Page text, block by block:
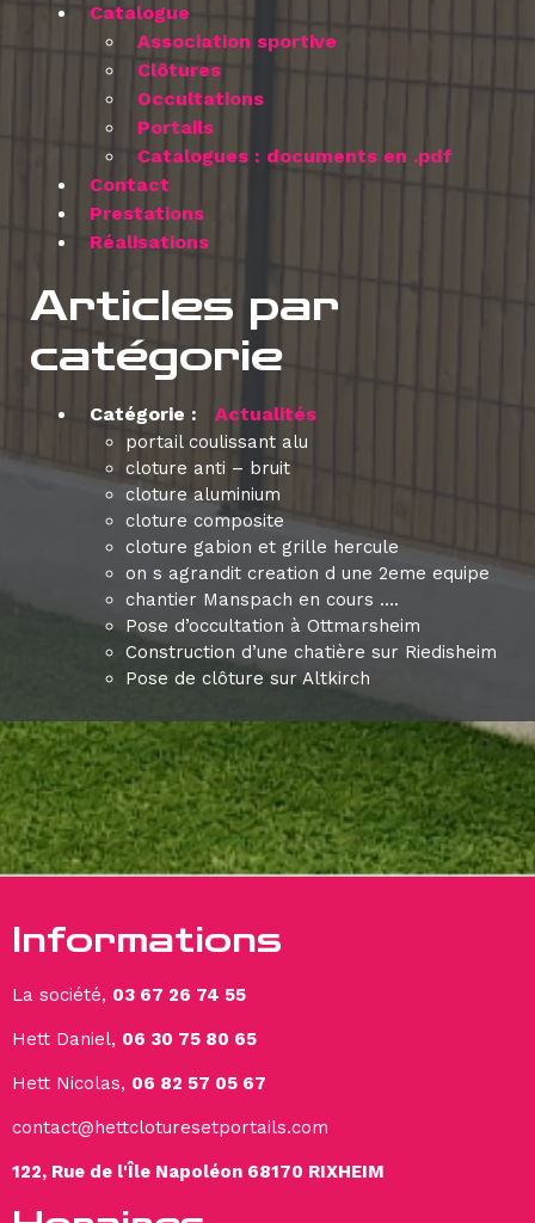
Catalogue
Association sportive
Clôtures
Occultations
Portails
Catalogues : documents en .pdf
Contact
Prestations
Réalisations
Articles par
catégorie
Catégorie : Actualités
portail coulissant alu
cloture anti – bruit
cloture aluminium
cloture composite
cloture gabion et grille hercule
on s agrandit creation d une 2eme equipe
chantier Manspach en cours ….
Pose d’occultation à Ottmarsheim
Construction d’une chatière sur Riedisheim
Pose de clôture sur Altkirch
Informations
La société, 03 67 26 74 55
Hett Daniel, 06 30 75 80 65
Hett Nicolas, 06 82 57 05 67
contact@hettcloturesetportails.com
122, Rue de l'Île Napoléon 68170 RIXHEIM